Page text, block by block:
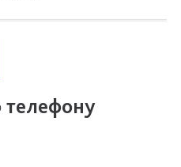
телефону